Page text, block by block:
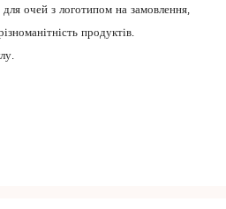
очей з логотипом на замовлення,
продуктів.